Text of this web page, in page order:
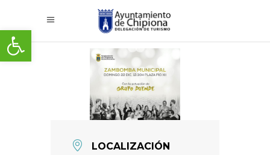
Abrir barra de herramientas
LOCALIZACIÓN